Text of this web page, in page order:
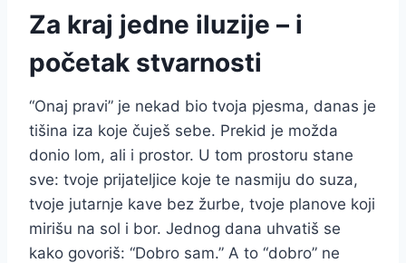
Za kraj jedne iluzije – i
početak stvarnosti
“Onaj pravi” je nekad bio tvoja pjesma, danas je
tišina iza koje čuješ sebe. Prekid je možda
donio lom, ali i prostor. U tom prostoru stane
sve: tvoje prijateljice koje te nasmiju do suza,
tvoje jutarnje kave bez žurbe, tvoje planove koji
mirišu na sol i bor. Jednog dana uhvatiš se
kako govoriš: “Dobro sam.” A to “dobro” ne